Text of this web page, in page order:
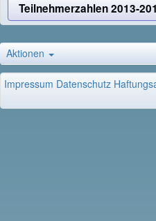
Teilnehmerzahlen 2013-
Aktionen
Impressum Datenschutz